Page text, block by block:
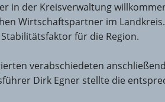
in der Kreisverwaltung
Wirtschaftspartner im
für die Region.
verabschiedeten
Dirk Egner stellte die